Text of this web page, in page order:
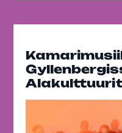
Alakulttuurit